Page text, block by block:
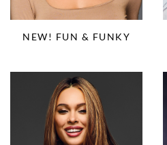
NEW! FUN & FUNKY